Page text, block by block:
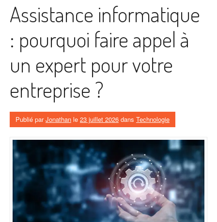
Assistance informatique
: pourquoi faire appel à
un expert pour votre
entreprise ?
Publié parJonathan le 23 juillet 2026 dans Technologie